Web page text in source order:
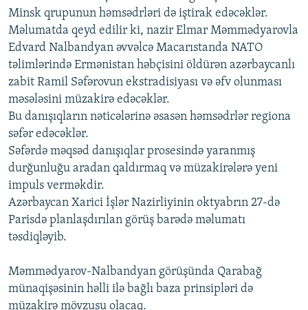
İNFOQRAFIKA
KARIKATURA
AZƏRBAYCAN ƏDƏBIYYATI KITABXANASI
İSLAM VƏ DEMOKRATIYA
İZ - MƏDƏNIYYƏT PROQRAMI
MISSIYAMIZ
PEŞƏ ETIKASI VƏ JURNALISTIKA STANDARTLARIMIZ
MATERIALLARIMIZDAN ISTIFADƏ
AZADLIQRADIOSU MOBIL TELEFONUNUZDA
BIZIMLƏ ƏLAQƏ
XƏBƏR BÜLLETENLƏRIMIZ
BIZI IZLƏ
RFE/RL-in bütün saytları
Minsk qrupunun həmsədrləri də iştirak edəcəklər.
Məlumatda qeyd edilir ki, nazir Elmar Məmmədyarovla
Edvard Nalbandyan əvvəlcə Macarıstanda NATO
təlimlərində Ermənistan həbçisini öldürən azərbaycanlı
zabit Ramil Səfərovun ekstradisiyası və əfv olunması
məsələsini müzakirə edəcəklər.
Bu danışıqların nəticələrinə əsasən həmsədrlər regiona
səfər edəcəklər.
Səfərdə məqsəd danışıqlar prosesində yaranmış
durğunluğu aradan qaldırmaq və müzakirələrə yeni
impuls verməkdir.
Azərbaycan Xarici İşlər Nazirliyinin oktyabrın 27-də
Parisdə planlaşdırılan görüş barədə məlumatı
təsdiqləyib.
Məmmədyarov-Nalbandyan görüşünda Qarabağ
münaqişəsinin həlli ilə bağlı baza prinsipləri də
müzakirə mövzusu olacaq.